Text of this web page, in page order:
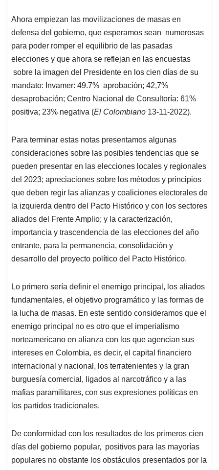
Ahora empiezan las movilizaciones de masas en
defensa del gobierno, que esperamos sean numerosas
para poder romper el equilibrio de las pasadas
elecciones y que ahora se reflejan en las encuestas
sobre la imagen del Presidente en los cien días de su
mandato: Invamer: 49.7% aprobación; 42,7%
desaprobación; Centro Nacional de Consultoría: 61%
positiva; 23% negativa (El Colombiano 13-11-2022).
Para terminar estas notas presentamos algunas
consideraciones sobre las posibles tendencias que se
pueden presentar en las elecciones locales y regionales
del 2023; apreciaciones sobre los métodos y principios
que deben regir las alianzas y coaliciones electorales de
la izquierda dentro del Pacto Histórico y con los sectores
aliados del Frente Amplio; y la caracterización,
importancia y trascendencia de las elecciones del año
entrante, para la permanencia, consolidación y
desarrollo del proyecto político del Pacto Histórico.
Lo primero sería definir el enemigo principal, los aliados
fundamentales, el objetivo programático y las formas de
la lucha de masas. En este sentido consideramos que el
enemigo principal no es otro que el imperialismo
norteamericano en alianza con los que agencian sus
intereses en Colombia, es decir, el capital financiero
internacional y nacional, los terratenientes y la gran
burguesía comercial, ligados al narcotráfico y a las
mafias paramilitares, con sus expresiones políticas en
los partidos tradicionales.
De conformidad con los resultados de los primeros cien
días del gobierno popular, positivos para las mayorías
populares no obstante los obstáculos presentados por la